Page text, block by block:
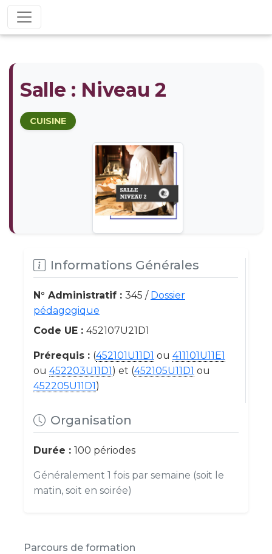
Salle : Niveau 2
CUISINE
Informations Générales
N° Administratif : 345 / Dossier
pédagogique
Code UE : 452107U21D1
Prérequis : (452101U11D1 ou 411101U11E1
ou 452203U11D1) et (452105U11D1 ou
452205U11D1)
Organisation
Durée : 100 périodes
Généralement 1 fois par semaine (soit le
matin, soit en soirée)
Parcours de formation